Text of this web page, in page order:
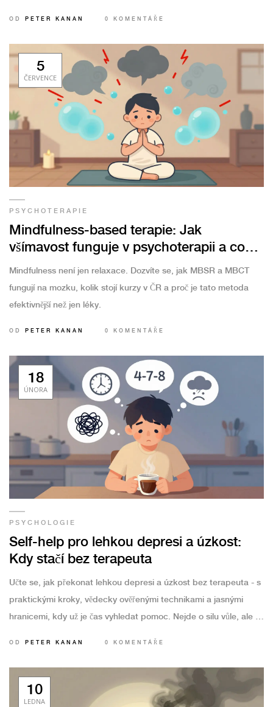
OD PETER KANAN 0 KOMENTÁŘE
5
ČERVENCE
PSYCHOTERAPIE
Mindfulness-based terapie: Jak
všímavost funguje v psychoterapii a co
věda říká
Mindfulness není jen relaxace. Dozvíte se, jak MBSR a MBCT
fungují na mozku, kolik stojí kurzy v ČR a proč je tato metoda
efektivnější než jen léky.
OD PETER KANAN 0 KOMENTÁŘE
18
ÚNORA
PSYCHOLOGIE
Self-help pro lehkou depresi a úzkost:
Kdy stačí bez terapeuta
Učte se, jak překonat lehkou depresi a úzkost bez terapeuta - s
praktickými kroky, vědecky ověřenými technikami a jasnými
hranicemi, kdy už je čas vyhledat pomoc. Nejde o silu vůle, ale o
OD PETER KANAN 0 KOMENTÁŘE
10
LEDNA